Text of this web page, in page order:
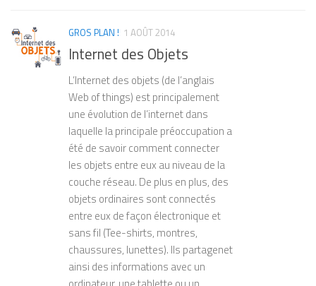
GROS PLAN ! 1 AOÛT 2014
Internet des Objets
L’Internet des objets (de l’anglais
Web of things) est principalement
une évolution de l’internet dans
laquelle la principale préoccupation a
été de savoir comment connecter
les objets entre eux au niveau de la
couche réseau. De plus en plus, des
objets ordinaires sont connectés
entre eux de façon électronique et
sans fil (Tee-shirts, montres,
chaussures, lunettes). Ils partagenet
ainsi des informations avec un
largement repris aujourd’hui pour décrire
la mondialisation et l’Internet, anticipe de
réseaux numériques contemporains.
Personnalité atypique, parfois
controversée, McLuhan se distingue par
un style d’écriture non conventionnel,
souvent aphoristique, associant analyses
savantes, formules provocatrices et
intuitions visionnaires. Cette originalité lui
vaut autant de critiques que
d’admirateurs, certains lui reprochant un
manque de rigueur scientifique, tandis
que d’autres saluent sa capacité à penser
les mutations technologiques avant
qu’elles ne soient pleinement visibles.